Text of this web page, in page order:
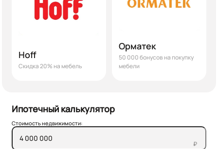
Hoff
Скидка 20% на мебель
Орматек
50 000 бонусов на покупку
мебели
Ипотечный калькулятор
Стоимость недвижимости:
₽